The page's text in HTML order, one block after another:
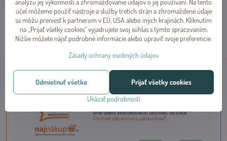
FacebookTwitter Bluesky PinterestReddit LinkedInWhatsApp
E-
mail
Najnákup
analýzu jej výkonnosti a zhromažďovanie údajov o jej používaní. Na tento
účel môžeme použiť nástroje a služby tretích strán a zhromaždené údaje
sa môžu preniesť k partnerom v EÚ, USA alebo iných krajinách. Kliknutím
na „Prijať všetky cookies“ vyjadrujete svoj súhlas s týmto spracovaním.
Nižšie môžete nájsť podrobné informácie alebo upraviť svoje preferencie.
Zásady ochrany osobných údajov
Ukázať podrobnosti
Prijať všetky cookies
Odmietnuť všetko